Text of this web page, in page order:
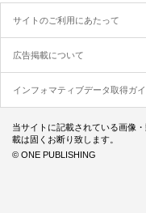
サイトのご利用にあたって
広告掲載について
インフォマティブデータ取得ガ
当サイトに記載されている画像
載は固くお断り致します。
© ONE PUBLISHING